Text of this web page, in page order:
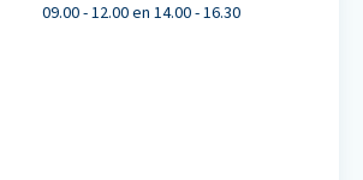
09.00 - 12.00 en 14.00 - 16.30